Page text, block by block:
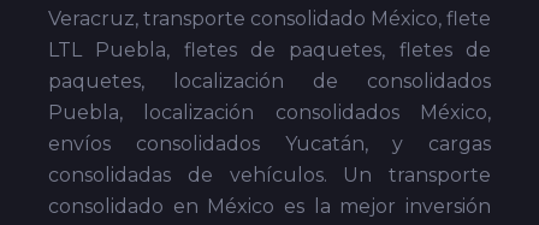
Veracruz, transporte consolidado México, flete
LTL Puebla, fletes de paquetes, fletes de
paquetes, localización de consolidados
Puebla, localización consolidados México,
envíos consolidados Yucatán, y cargas
consolidadas de vehículos. Un transporte
consolidado en México es la mejor inversión